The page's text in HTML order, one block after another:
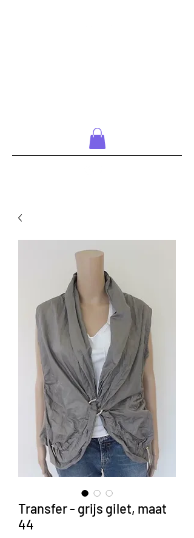
Transfer - grijs gilet, maat
44